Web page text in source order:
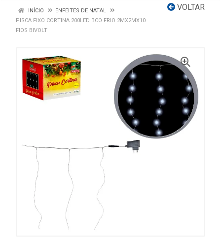
VOLTAR
INÍCIO
ENFEITES DE NATAL
PISCA FIXO CORTINA 200LED BCO FRIO 2MX2MX10
FIOS BIVOLT